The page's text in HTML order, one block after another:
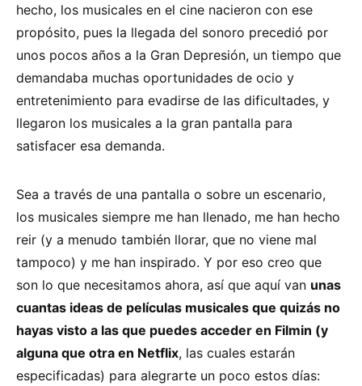
hecho, los musicales en el cine nacieron con ese
propósito, pues la llegada del sonoro precedió por
unos pocos años a la Gran Depresión, un tiempo que
demandaba muchas oportunidades de ocio y
entretenimiento para evadirse de las dificultades, y
llegaron los musicales a la gran pantalla para
satisfacer esa demanda.
Sea a través de una pantalla o sobre un escenario,
los musicales siempre me han llenado, me han hecho
reir (y a menudo también llorar, que no viene mal
tampoco) y me han inspirado. Y por eso creo que
son lo que necesitamos ahora, así que aquí van unas
cuantas ideas de películas musicales que quizás no
hayas visto a las que puedes acceder en Filmin (y
alguna que otra en Netflix, las cuales estarán
especificadas) para alegrarte un poco estos días: